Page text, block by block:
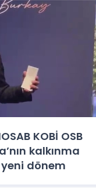
KOBİ OSB
kalkınma
dönem